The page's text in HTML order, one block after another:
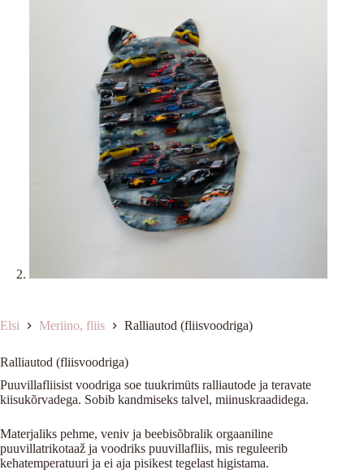
Elsi Meriino, fliis Ralliautod (fliisvoodriga)
Ralliautod (fliisvoodriga)
Puuvillafliisist voodriga soe tuukrimüts ralliautode ja teravate
kiisukõrvadega. Sobib kandmiseks talvel, miinuskraadidega.
Materjaliks pehme, veniv ja beebisõbralik orgaaniline
puuvillatrikotaaž ja voodriks puuvillafliis, mis reguleerib
kehatemperatuuri ja ei aja pisikest tegelast higistama.